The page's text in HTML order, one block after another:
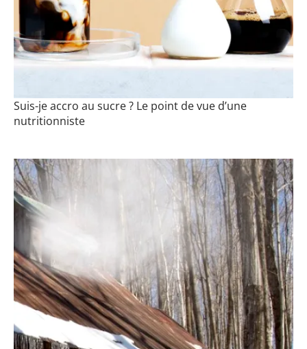
Suis-je accro au sucre ? Le point de vue d’une
nutritionniste